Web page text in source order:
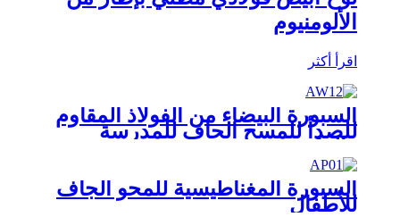
الألومنيوم
اقرأ أكثر
السبورة البيضاء من الفولاذ المقاوم
للصدأ للمسح الجاف للمدرسة
والمكتب
السبورة المغناطيسية للمحو الجاف
للأطفال